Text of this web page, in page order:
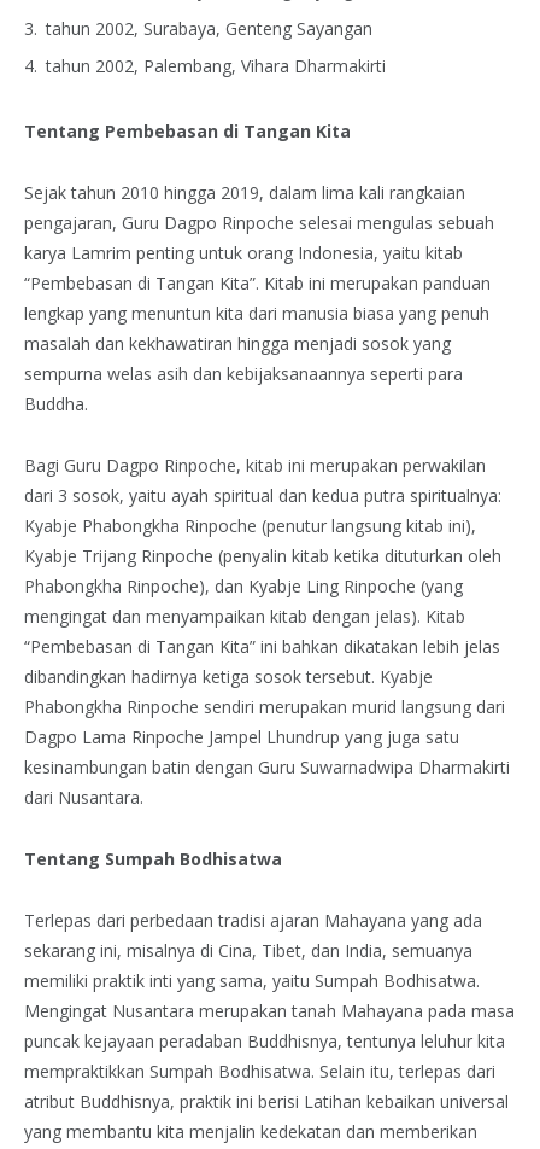
tahun 2002, Surabaya, Genteng Sayangan
tahun 2002, Palembang, Vihara Dharmakirti
Tentang Pembebasan di Tangan Kita
Sejak tahun 2010 hingga 2019, dalam lima kali rangkaian
pengajaran, Guru Dagpo Rinpoche selesai mengulas sebuah
karya Lamrim penting untuk orang Indonesia, yaitu kitab
“Pembebasan di Tangan Kita”. Kitab ini merupakan panduan
lengkap yang menuntun kita dari manusia biasa yang penuh
masalah dan kekhawatiran hingga menjadi sosok yang
sempurna welas asih dan kebijaksanaannya seperti para
Buddha.
Bagi Guru Dagpo Rinpoche, kitab ini merupakan perwakilan
dari 3 sosok, yaitu ayah spiritual dan kedua putra spiritualnya:
Kyabje Phabongkha Rinpoche (penutur langsung kitab ini),
Kyabje Trijang Rinpoche (penyalin kitab ketika dituturkan oleh
Phabongkha Rinpoche), dan Kyabje Ling Rinpoche (yang
mengingat dan menyampaikan kitab dengan jelas). Kitab
“Pembebasan di Tangan Kita” ini bahkan dikatakan lebih jelas
dibandingkan hadirnya ketiga sosok tersebut. Kyabje
Phabongkha Rinpoche sendiri merupakan murid langsung dari
Dagpo Lama Rinpoche Jampel Lhundrup yang juga satu
kesinambungan batin dengan Guru Suwarnadwipa Dharmakirti
dari Nusantara.
Tentang Sumpah Bodhisatwa
Terlepas dari perbedaan tradisi ajaran Mahayana yang ada
sekarang ini, misalnya di Cina, Tibet, dan India, semuanya
memiliki praktik inti yang sama, yaitu Sumpah Bodhisatwa.
Mengingat Nusantara merupakan tanah Mahayana pada masa
puncak kejayaan peradaban Buddhisnya, tentunya leluhur kita
mempraktikkan Sumpah Bodhisatwa. Selain itu, terlepas dari
atribut Buddhisnya, praktik ini berisi Latihan kebaikan universal
yang membantu kita menjalin kedekatan dan memberikan